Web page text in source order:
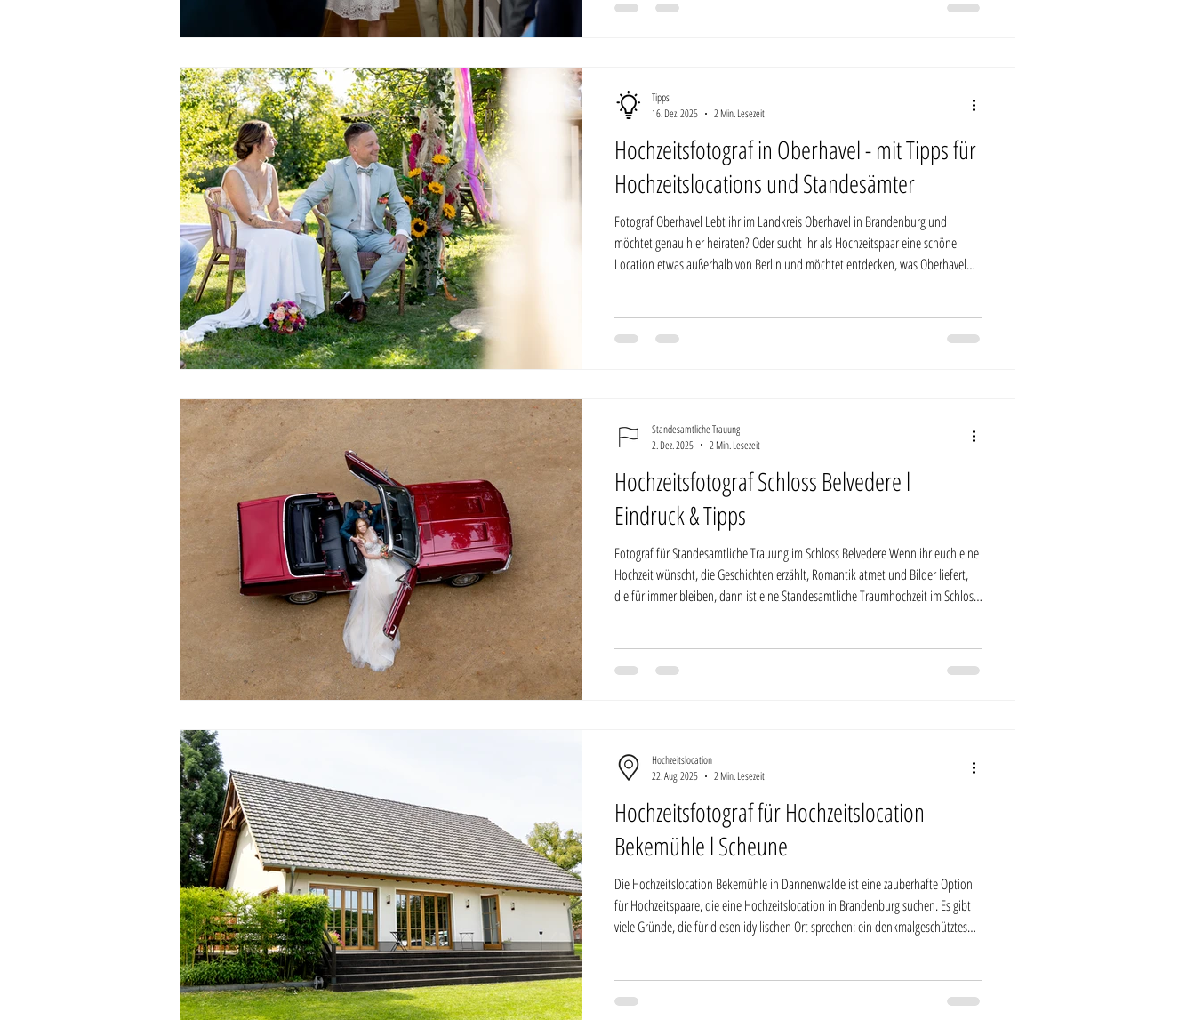
Hochzeitsfotograf in Oberhavel - mit Tipps für
Hochzeitslocations und Standesämter
Fotograf Oberhavel Lebt ihr im Landkreis Oberhavel in Brandenburg und
möchtet genau hier heiraten? Oder sucht ihr als Hochzeitspaar eine schöne
Location etwas außerhalb von Berlin und möchtet entdecken, was Oberhavel
gerne arbeite, sondern auch mein Zuhaus
Tipps
16. Dez. 2025
2 Min. Lesezeit
Hochzeitsfotograf Schloss Belvedere l
Eindruck & Tipps
Fotograf für Standesamtliche Trauung im Schloss Belvedere Wenn ihr euch eine
Hochzeit wünscht, die Geschichten erzählt, Romantik atmet und Bilder liefert,
die für immer bleiben, dann ist eine Standesamtliche Traumhochzeit im Schloss
für eure stand
Standesamtliche Trauung
2. Dez. 2025
2 Min. Lesezeit
Hochzeitsfotograf für Hochzeitslocation
Bekemühle l Scheune
Die Hochzeitslocation Bekemühle in Dannenwalde ist eine zauberhafte Option
für Hochzeitspaare, die eine Hochzeitslocation in Brandenburg suchen. Es gibt
viele Gründe, die für diesen idyllischen Ort sprechen: ein denkmalgeschütztes
Hochzeitslocation
22. Aug. 2025
2 Min. Lesezeit